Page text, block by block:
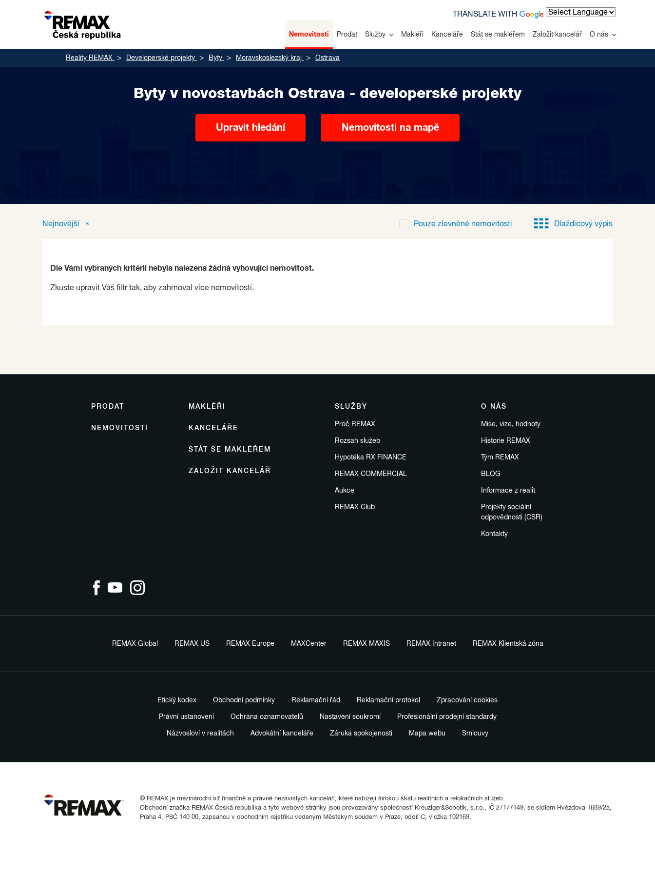
Nemovitosti Prodat Služby Makléři Kanceláře Stát se makléřem Založit kancelář O nás
TRANSLATE WITH
Reality REMAX Developerské projekty Byty Moravskoslezský kraj Ostrava
Byty v novostavbách Ostrava - developerské projekty
Upravit hledání Nemovitosti na mapě
Nejnovější Pouze zlevněné nemovitosti Dlaždicový výpis
Dle Vámi vybraných kritérií nebyla nalezena žádná vyhovující nemovitost.
Zkuste upravit Váš filtr tak, aby zahrnoval více nemovitostí.
PRODAT
NEMOVITOSTI
SLUŽBY
Proč REMAX
Rozsah služeb
Hypotéka RX FINANCE
REMAX COMMERCIAL
Aukce
REMAX Club
MAKLÉŘI
KANCELÁŘE
STÁT SE MAKLÉŘEM
ZALOŽIT KANCELÁŘ
O NÁS
Mise, vize, hodnoty
Historie REMAX
Tým REMAX
BLOG
Informace z realit
Projekty sociální
odpovědnosti (CSR)
Kontakty
REMAX Global REMAX US REMAX Europe MAXCenter REMAX MAXIS REMAX Intranet REMAX Klientská zóna
Etický kodex Obchodní podmínky Reklamační řád Reklamační protokol Zpracování cookies
Právní ustanovení Ochrana oznamovatelů Nastavení soukromí Profesionální prodejní standardy
Názvosloví v realitách Advokátní kanceláře Záruka spokojenosti Mapa webu Smlouvy
© REMAX je mezinárodní síť finančně a právně nezávislých kanceláří, které nabízejí širokou škálu realitních a relokačních služeb.
Obchodní značka REMAX Česká republika a tyto webové stránky jsou provozovány společností Kreuziger&Sobotik, s.r.o., IČ 27177149, se sídlem Hvězdova 1689/2a,
Praha 4, PSČ 140 00, zapsanou v obchodním rejstříku vedeným Městským soudem v Praze, oddíl C, vložka 102169.